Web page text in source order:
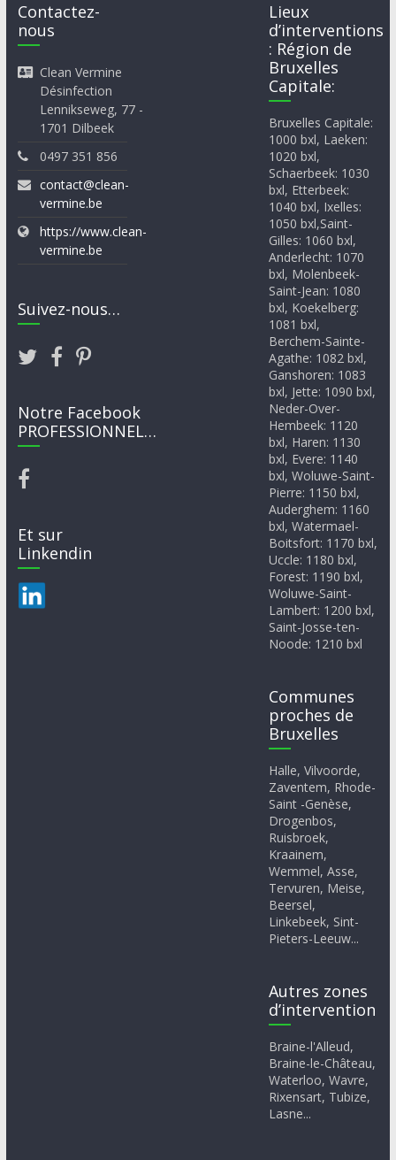
Contactez-
nous
Clean Vermine
Désinfection
Lennikseweg, 77 -
1701 Dilbeek
0497 351 856
contact@clean-
vermine.be
https://www.clean-
vermine.be
Suivez-nous…
Notre Facebook
PROFESSIONNEL…
Et sur
Linkendin
Lieux
d’interventions
: Région de
Bruxelles
Capitale:
Bruxelles Capitale:
1000 bxl, Laeken:
1020 bxl,
Schaerbeek: 1030
bxl, Etterbeek:
1040 bxl, Ixelles:
1050 bxl,Saint-
Gilles: 1060 bxl,
Anderlecht: 1070
bxl, Molenbeek-
Saint-Jean: 1080
bxl, Koekelberg:
1081 bxl,
Berchem-Sainte-
Agathe: 1082 bxl,
Ganshoren: 1083
bxl, Jette: 1090 bxl,
Neder-Over-
Hembeek: 1120
bxl, Haren: 1130
bxl, Evere: 1140
bxl, Woluwe-Saint-
Pierre: 1150 bxl,
Auderghem: 1160
bxl, Watermael-
Boitsfort: 1170 bxl,
Uccle: 1180 bxl,
Forest: 1190 bxl,
Woluwe-Saint-
Lambert: 1200 bxl,
Saint-Josse-ten-
Noode: 1210 bxl
Communes
proches de
Bruxelles
Halle, Vilvoorde,
Zaventem, Rhode-
Saint -Genèse,
Drogenbos,
Ruisbroek,
Kraainem,
Wemmel, Asse,
Tervuren, Meise,
Beersel,
Linkebeek, Sint-
Pieters-Leeuw...
Autres zones
d’intervention
Braine-l'Alleud,
Braine-le-Château,
Waterloo, Wavre,
Rixensart, Tubize,
Lasne...